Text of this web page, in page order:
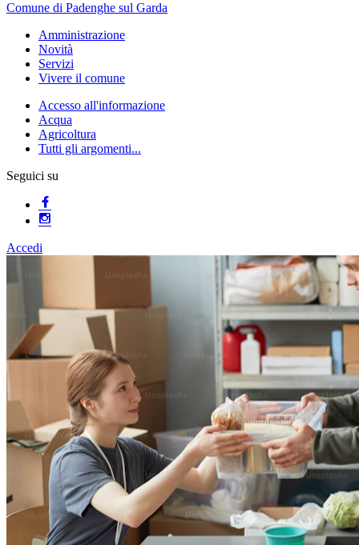
Comune di Padenghe sul Garda
Amministrazione
Novità
Servizi
Vivere il comune
Accesso all'informazione
Acqua
Agricoltura
Tutti gli argomenti...
Seguici su
Accedi